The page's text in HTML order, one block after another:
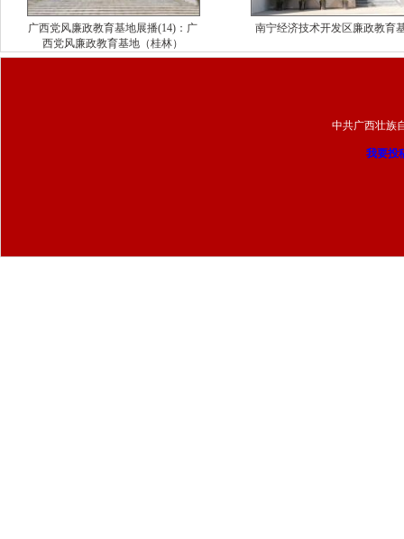
广西党风廉政教育基地展播(14)：广
西党风廉政教育基地（桂林）
南宁经济技术开发区廉政教育
中共广西壮
我要投